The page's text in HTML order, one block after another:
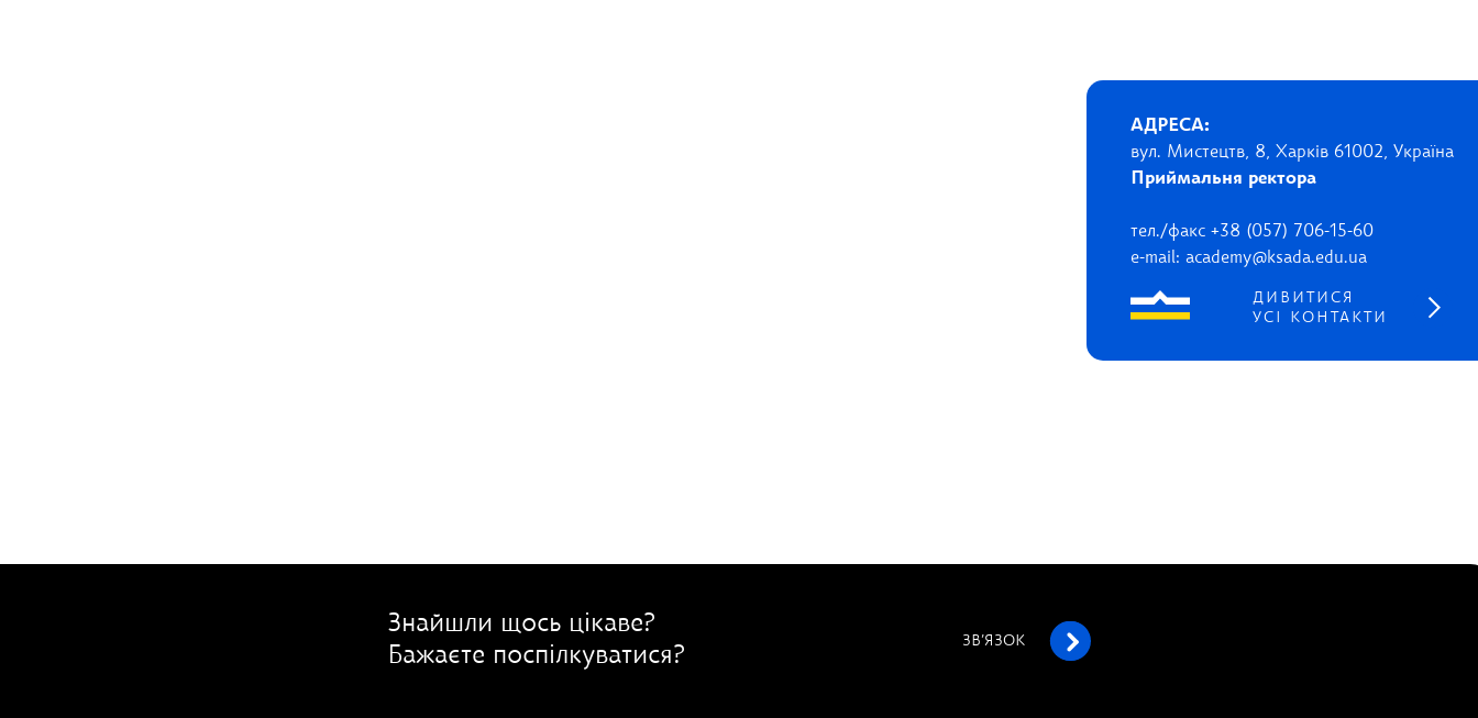
АДРЕСА:
вул. Мистецтв, 8, Харків 61002, Україна
Приймальня ректора
тел./факс +38 (057) 706-15-60
e-mail: academy@ksada.edu.ua
ДИВИТИСЯ
УСІ КОНТАКТИ
Знайшли щось цікаве?
Бажаєте поспілкуватися?
ЗВ’ЯЗОК